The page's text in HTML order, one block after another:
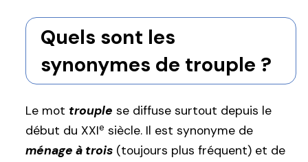
Quels sont les
synonymes de trouple ?
Le mot trouple se diffuse surtout depuis le
début du XXIe siècle. Il est synonyme de
ménage à trois (toujours plus fréquent) et de